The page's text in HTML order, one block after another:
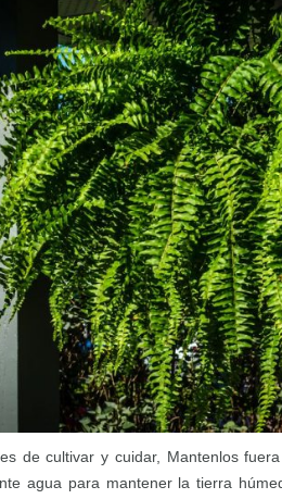
de cultivar y cuidar, Mantenlos
agua para mantener la tierra